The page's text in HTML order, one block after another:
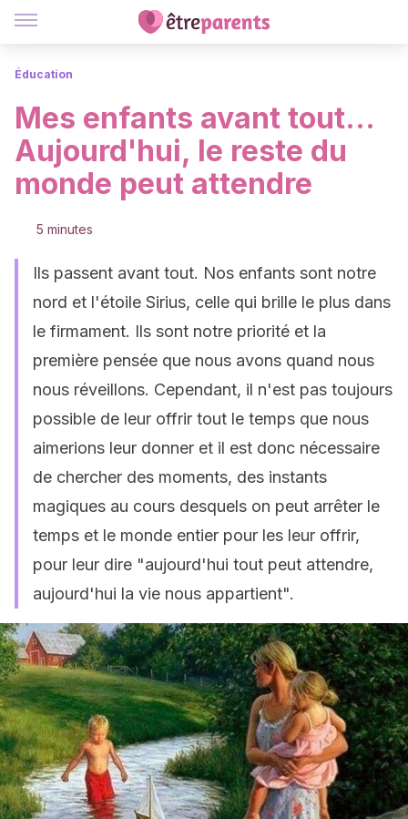
Éducation
Mes enfants avant tout...
Aujourd'hui, le reste du
monde peut attendre
5 minutes
Ils passent avant tout. Nos enfants sont notre
nord et l'étoile Sirius, celle qui brille le plus dans
le firmament. Ils sont notre priorité et la
première pensée que nous avons quand nous
nous réveillons. Cependant, il n'est pas toujours
possible de leur offrir tout le temps que nous
aimerions leur donner et il est donc nécessaire
de chercher des moments, des instants
magiques au cours desquels on peut arrêter le
temps et le monde entier pour les leur offrir,
pour leur dire "aujourd'hui tout peut attendre,
aujourd'hui la vie nous appartient".